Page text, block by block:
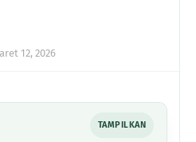
12, 2026
TAMPILKAN